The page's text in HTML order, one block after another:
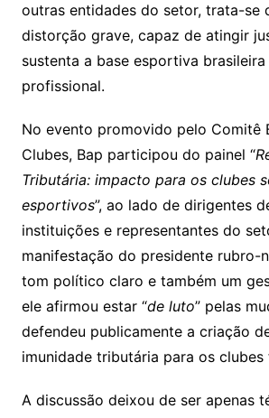
outras entidades do setor, trata-se
distorção grave, capaz de atingir
sustenta a base esportiva
profissional.
No evento promovido pelo Comitê
Clubes, Bap participou do painel “
Tributária: impacto para os clubes
esportivos”, ao lado de dirigentes
instituições e representantes do
manifestação do presidente rubro-
tom político claro e também um
ele afirmou estar “de luto” pelas
defendeu publicamente a criação
imunidade tributária para os clubes
A discussão deixou de ser apenas